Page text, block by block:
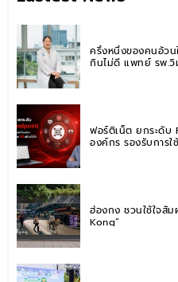
ครึ่งหนึ่งของคนอ้วน
กินไม่ดี แพทย์ รพ.วิ
ฟอร์ติเน็ต ยกระดับ
องค์กร รองรับการ
ฮ่องกง ชวนใช้ใจสั
Kong”